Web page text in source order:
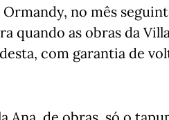
no mês
quando as obras da
com garantia de